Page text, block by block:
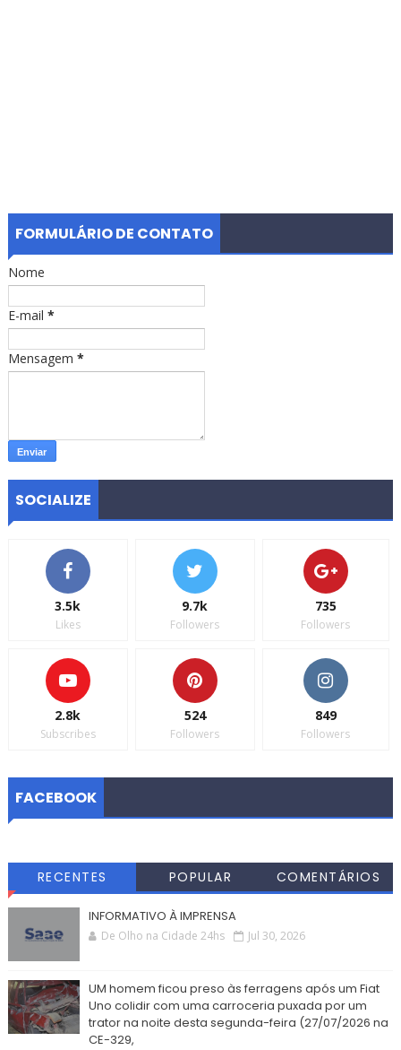
FORMULÁRIO DE CONTATO
Nome
E-mail *
Mensagem *
SOCIALIZE
3.5k
Likes
9.7k
Followers
735
Followers
2.8k
Subscribes
524
Followers
849
Followers
FACEBOOK
RECENTES POPULAR COMENTÁRIOS
INFORMATIVO À IMPRENSA
De Olho na Cidade 24hs Jul 30, 2026
UM homem ficou preso às ferragens após um Fiat
Uno colidir com uma carroceria puxada por um
trator na noite desta segunda-feira (27/07/2026 na
CE-329,